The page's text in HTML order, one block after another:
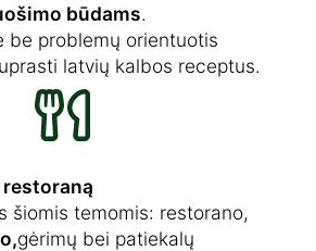
būdams.
be problemų orientuotis
latvių kalbos receptus.
restoraną
šiomis temomis: restorano,
gėrimų bei patiekalų